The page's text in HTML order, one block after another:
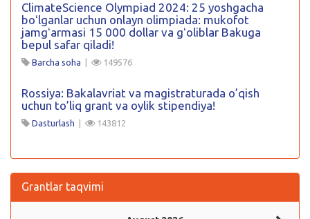
ClimateScience Olympiad 2024: 25 yoshgacha
boʻlganlar uchun onlayn olimpiada: mukofot
jamgʻarmasi 15 000 dollar va gʻoliblar Bakuga
bepul safar qiladi!
Barcha soha 149576
Rossiya: Bakalavriat va magistraturada o’qish
uchun to’liq grant va oylik stipendiya!
Dasturlash 143812
Grantlar taqvimi